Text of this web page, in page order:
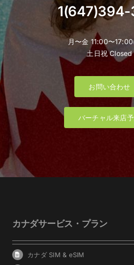
1(647)394-
月〜金 11:00〜
土日祝 Closed
お問い合わせ
バーチャル来店
カナダサービス・プラン
カナダ SIM & eSIM